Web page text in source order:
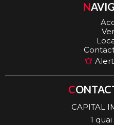
CAPITAL
1